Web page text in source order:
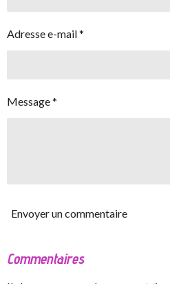
Adresse e-mail *
Message *
Envoyer un commentaire
Commentaires